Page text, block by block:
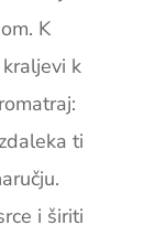
K
k
ti
i širiti